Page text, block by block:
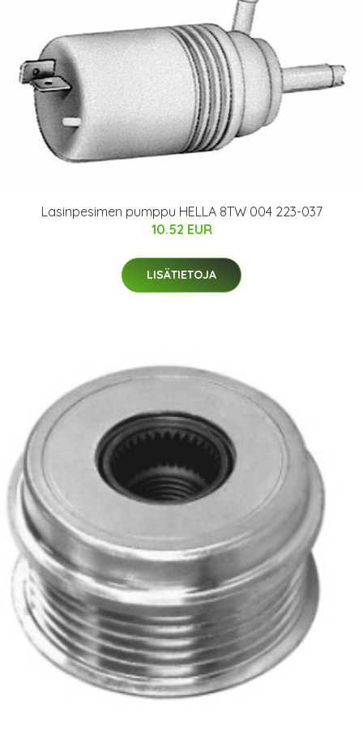
Lasinpesimen pumppu HELLA 8TW 004 223-037
10.52 EUR
LISÄTIETOJA